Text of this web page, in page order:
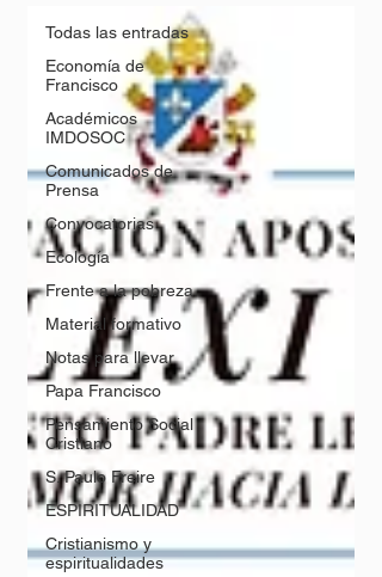
Todas las entradas
Economía de
Francisco
Académicos
IMDOSOC
Comunicados de
Prensa
Convocatorias
Ecología
Frente a la pobreza
Material formativo
Notas para llevar
Papa Francisco
Pensamiento Social
Cristiano
S. Paulo Freire
ESPIRITUALIDAD
Cristianismo y
espiritualidades